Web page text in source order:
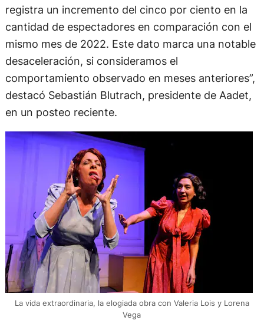
registra un incremento del cinco por ciento en la
cantidad de espectadores en comparación con el
mismo mes de 2022. Este dato marca una notable
desaceleración, si consideramos el
comportamiento observado en meses anteriores”,
destacó Sebastián Blutrach, presidente de Aadet,
en un posteo reciente.
La vida extraordinaria, la elogiada obra con Valeria Lois y Lorena
Vega